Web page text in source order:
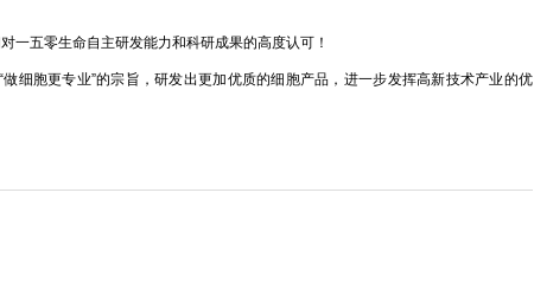
一五零生命自主研发能力和科研成果的高度认可！
细胞更专业”的宗旨，研发出更加优质的细胞产品，进一步发挥高新技术产业的优